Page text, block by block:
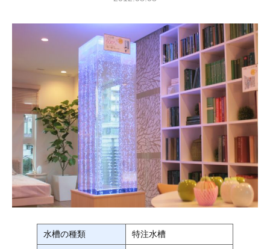
水槽の種類 特注水槽